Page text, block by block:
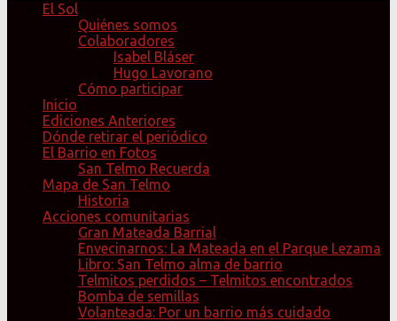
El Sol
Quiénes somos
Colaboradores
Isabel Bláser
Hugo Lavorano
Cómo participar
Inicio
Ediciones Anteriores
Dónde retirar el periódico
El Barrio en Fotos
San Telmo Recuerda
Mapa de San Telmo
Historia
Acciones comunitarias
Gran Mateada Barrial
Envecinarnos: La Mateada en el Parque Lezama
Libro: San Telmo alma de barrio
Telmitos perdidos – Telmitos encontrados
Bomba de semillas
Volanteada: Por un barrio más cuidado